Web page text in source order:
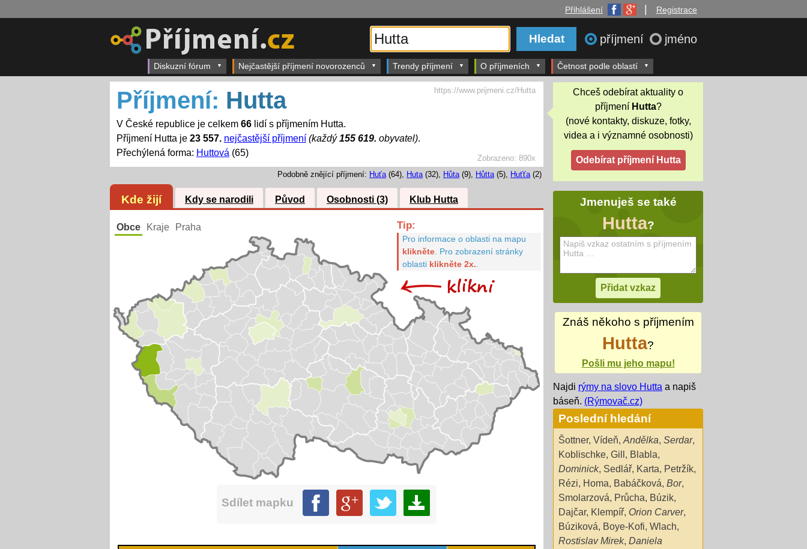
Přihlášení Registrace
příjmení jméno
Diskuzní fórum Nejčastější příjmení novorozenců Trendy příjmení O příjmeních Četnost podle oblastí
Zobrazeno:890x
Příjmení: Hutta
V České republice je celkem 66lidí s příjmením Hutta.
Příjmení Hutta je 23 557. nejčastější příjmení (každý155 619. obyvatel).
Přechýlená forma: Huttová (65)
https://www.prijmeni.cz/Hutta
Podobně znějící příjmení: Huťa(64), Huta(32), Hůta(9), Hůtta(5), Huťťa(2)
Kde žijí Kdy se narodili Původ Osobnosti (3) Klub Hutta
Obce Kraje Praha Tip:
Pro informace o oblasti na mapu
klikněte. Pro zobrazení stránky
oblasti klikněte 2x.
Sdílet mapku
Chceš odebírat aktuality o
příjmení Hutta?
(nové kontakty, diskuze, fotky,
videa a i významné osobnosti)
Jmenuješ se také
Hutta?
Znáš někoho s příjmením
Hutta?
Pošli mu jeho mapu!
Najdi rýmy na slovo Hutta a napiš
báseň. (Rýmovač.cz)
Poslední hledání
Šottner, Vídeň, Andělka, Serdar,
Koblischke, Gill , Blabla,
Dominick, Sedlář, Karta, Petržík,
Rézi, Homa, Babáčková, Bor,
Smolarzová, Průcha, Búzik,
Dajčar, Klempíř, Orion Carver,
Búziková, Boye-Kofi, Wlach,
Rostislav Mirek, Daniela